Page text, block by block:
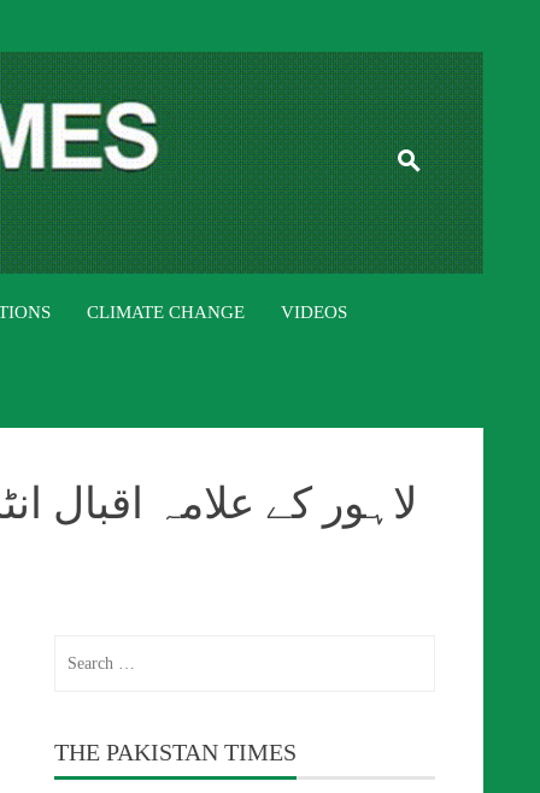
TIMES
CLIMATE CHANGE VIDEOS
لاہور کے علامہ اقبال
THE PAKISTAN TIMES